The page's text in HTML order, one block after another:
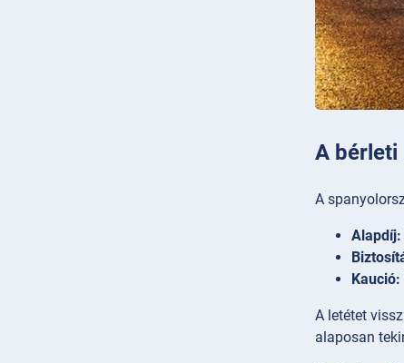
A bérleti
A
Alapdíj:
Kaució:
A letétet
alaposan